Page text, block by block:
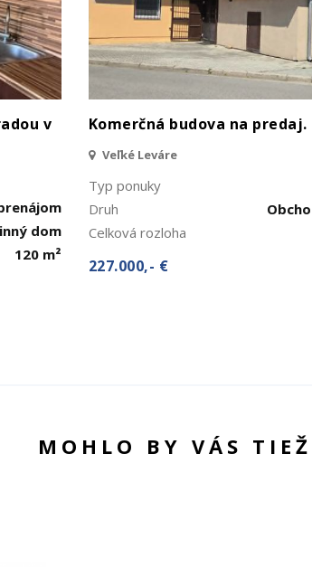
v
dom
120 m²
Komerčná budova na predaj.
Veľké Leváre
Typ ponuky
Druh
Celková rozloha
227.000,- €
MOHLO BY VÁS